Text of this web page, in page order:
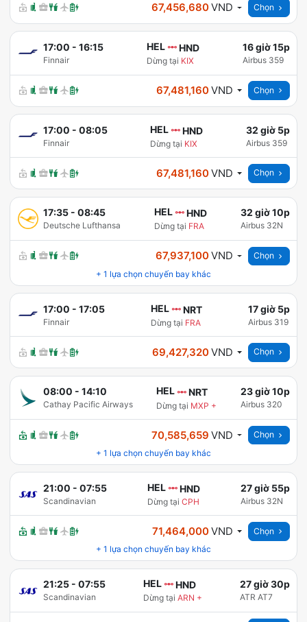
67,456,680VND Chọn
17:00 - 16:15
Finnair
HEL HND
Dừng tại KIX
16 giờ 15p
Airbus 359
67,481,160VND Chọn
17:00 - 08:05
Finnair
HEL HND
Dừng tại KIX
32 giờ 5p
Airbus 359
67,481,160VND Chọn
17:35- 08:45
Deutsche Lufthansa
HEL HND
Dừng tại FRA
32 giờ 10p
Airbus 32N
67,937,100VND
Chọn
+ 1 lựa chọn chuyến bay khác
17:00 - 17:05
Finnair
HEL NRT
Dừng tại FRA
17 giờ 5p
Airbus 319
69,427,320VND Chọn
08:00 - 14:10
Cathay Pacific Airways
HEL NRT
Dừng tại MXP +
23 giờ 10p
Airbus 320
70,585,659 VND
Chọn
+ 1 lựa chọn chuyến bay khác
21:00 - 07:55
Scandinavian
HEL HND
Dừng tại CPH
27 giờ 55p
Airbus 32N
71,464,000VND
Chọn
+ 1 lựa chọn chuyến bay khác
21:25- 07:55
Scandinavian
HEL HND
Dừng tại ARN +
27 giờ 30p
ATR AT7